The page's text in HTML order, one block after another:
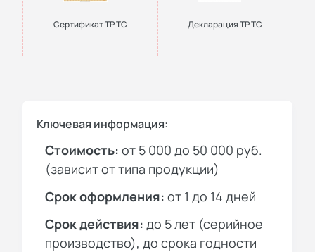
Сертификат ТР ТС Декларация ТР ТС
Ключевая информация:
Стоимость: от 5 000 до 50 000 руб.
(зависит от типа продукции)
Срок оформления: от 1 до 14 дней
Срок действия: до 5 лет (серийное
производство), до срока годности